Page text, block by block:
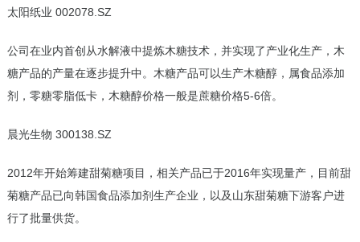
太阳纸业 002078.SZ
公司在业内首创从水解液中提炼木糖技术，并实现了产业化生产，木
糖产品的产量在逐步提升中。木糖产品可以生产木糖醇，属食品添加
剂，零糖零脂低卡，木糖醇价格一般是蔗糖价格5-6倍。
晨光生物 300138.SZ
2012年开始筹建甜菊糖项目，相关产品已于2016年实现量产，目前甜
菊糖产品已向韩国食品添加剂生产企业，以及山东甜菊糖下游客户进
行了批量供货。